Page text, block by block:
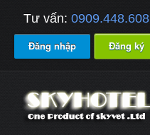
Tư vấn: 0909.448.608
Đăng nhập Đăng ký